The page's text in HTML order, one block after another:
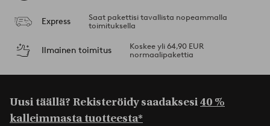
Express
Saat pakettisi tavallista nopeammalla
toimituksella
Ilmainen toimitus
Koskee yli 64,90 EUR
normaalipakettia
Uusi täällä? Rekisteröidy saadaksesi40 %
kalleimmasta tuotteesta*